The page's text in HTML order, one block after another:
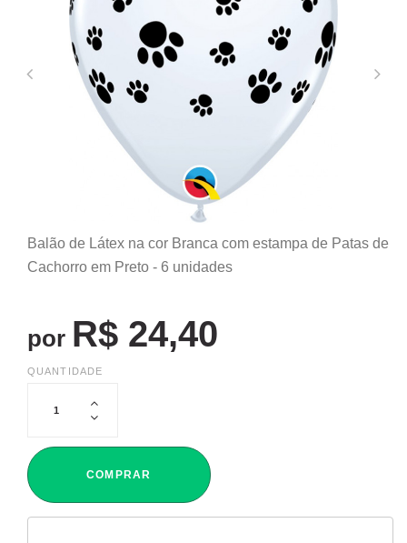
Balão de Látex na cor Branca com estampa de Patas de
Cachorro em Preto - 6 unidades
por R$ 24,40
QUANTIDADE
COMPRAR